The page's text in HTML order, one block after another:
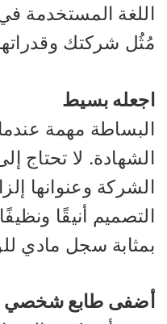
المستخدمة
شركتك وقدراتها.
بسيط
مهمة عندما
لا تحتاج
وعنوانها
أنيقًا
سجل مادي
طابع شخصي